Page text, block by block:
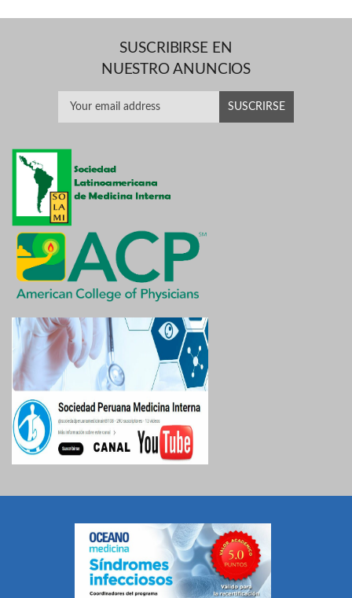
SUSCRIBIRSE EN
NUESTRO ANUNCIOS